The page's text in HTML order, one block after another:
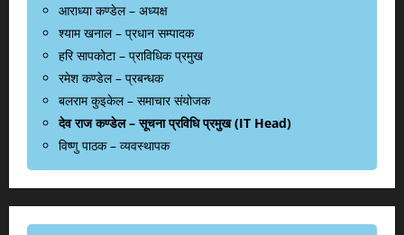
आराध्या कण्डेल – अध्यक्ष
श्याम खनाल – प्रधान सम्पादक
हरि सापकोटा – प्राविधिक प्रमुख
रमेश कण्डेल – प्रबन्धक
बलराम कुइकेल – समाचार संयोजक
देव राज कण्डेल – सूचना प्रविधि प्रमुख (IT Head)
विष्णु पाठक – व्यवस्थापक